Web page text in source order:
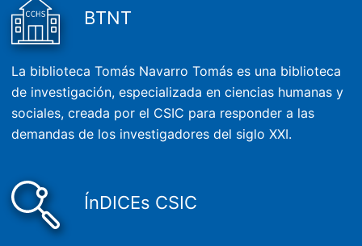
BTNT
La biblioteca Tomás Navarro Tomás es una biblioteca
de investigación, especializada en ciencias humanas y
sociales, creada por el CSIC para responder a las
demandas de los investigadores del siglo XXI.
ÍnDICEs CSIC